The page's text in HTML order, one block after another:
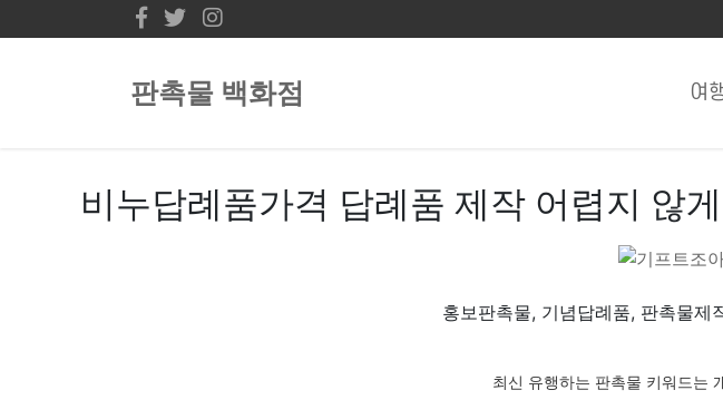
판촉물 백화점 여
비누답례품가격 답례품 제작 어렵지 않
홍보판촉물, 기념답례품, 판촉물제
최신 유행하는 판촉물 키워드는